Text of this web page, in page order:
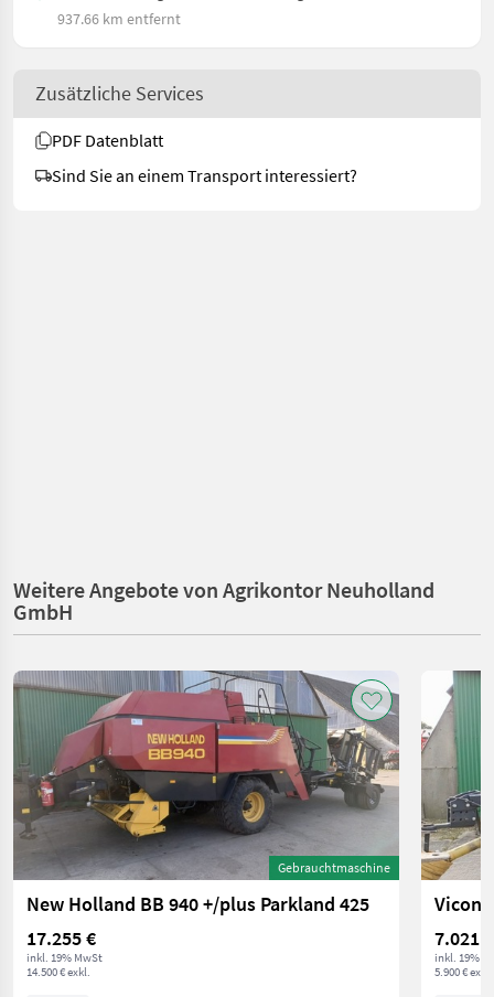
937.66 km entfernt
Zusätzliche Services
PDF Datenblatt
Sind Sie an einem Transport interessiert?
Weitere Angebote von Agrikontor Neuholland
GmbH
Gebrauchtmaschine
New Holland BB 940 +/plus Parkland 425
17.255 €
inkl. 19% MwSt
14.500 € exkl.
Vicon
7.021 €
inkl. 19%
5.900 € exkl.